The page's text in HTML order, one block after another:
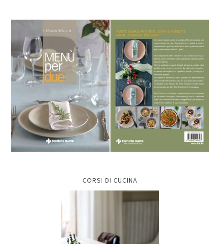
CORSI DI CUCINA